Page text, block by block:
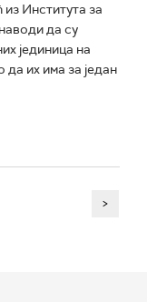
Института за
да су
јединица на
их има за један
>